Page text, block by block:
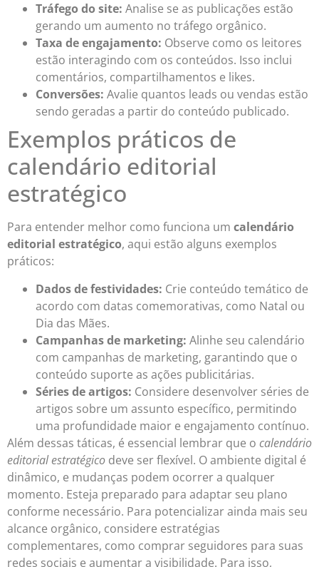
Tráfego do site: Analise se as publicações estão
gerando um aumento no tráfego orgânico.
Taxa de engajamento: Observe como os leitores
estão interagindo com os conteúdos. Isso inclui
comentários, compartilhamentos e likes.
Conversões: Avalie quantos leads ou vendas estão
sendo geradas a partir do conteúdo publicado.
Exemplos práticos de
calendário editorial
estratégico
Para entender melhor como funciona um calendário
editorial estratégico, aqui estão alguns exemplos
práticos:
Dados de festividades: Crie conteúdo temático de
acordo com datas comemorativas, como Natal ou
Dia das Mães.
Campanhas de marketing: Alinhe seu calendário
com campanhas de marketing, garantindo que o
conteúdo suporte as ações publicitárias.
Séries de artigos: Considere desenvolver séries de
artigos sobre um assunto específico, permitindo
uma profundidade maior e engajamento contínuo.
Além dessas táticas, é essencial lembrar que o calendário
editorial estratégico deve ser flexível. O ambiente digital é
dinâmico, e mudanças podem ocorrer a qualquer
momento. Esteja preparado para adaptar seu plano
conforme necessário. Para potencializar ainda mais seu
alcance orgânico, considere estratégias
complementares, como comprar seguidores para suas
redes sociais e aumentar a visibilidade. Para isso,